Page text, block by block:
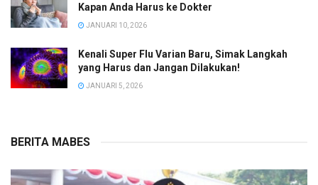
Kapan Anda Harus ke Dokter
JANUARI 10, 2026
Kenali Super Flu Varian Baru, Simak Langkah
yang Harus dan Jangan Dilakukan!
JANUARI 5, 2026
BERITA MABES